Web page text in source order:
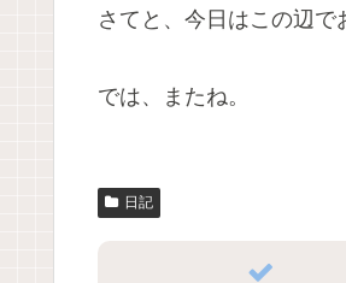
さてと、今日はこの辺で
では、またね。
日記